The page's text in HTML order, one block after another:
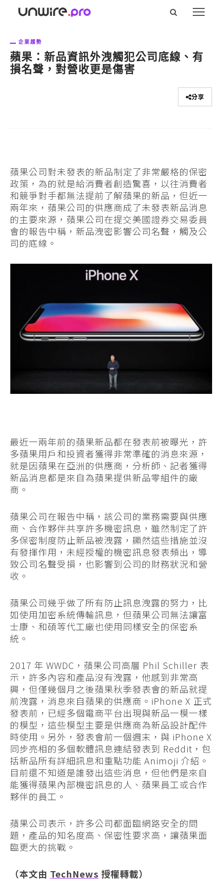
企業趨勢
蘋果：新品資訊外洩觸犯公司底線、有
損名聲，對營收更是傷害
分享
蘋果公司對未發表的新品制定了非常嚴格的保密
政策，為的就是給消費者創造驚喜，以往消費者
和競爭對手都無法提前了解蘋果的新品，但近一
兩年來，蘋果公司的供應商成了未發表新品消息
的主要來源，蘋果公司在提交美國證券交易委員
會的報告中稱，新品洩密影響公司名聲，觸及公
司的底線。
最近一兩年前的蘋果新品都在發表前被曝光，許
多蘋果用戶和投資者獲得非常準確的消息來源，
就是因蘋果在亞洲的供應商，分析師、記者獲得
新品消息都是來自為蘋果提供新品零組件的廠
商。
蘋果公司在報告中稱，該公司的業務需要與供應
商、合作夥伴共享許多機密訊息，雖然制定了許
多保密制度防止新品被洩露，顯然這些措施並沒
有發揮作用，未經授權的機密訊息發表頻出，導
致公司名聲受損，也影響到公司的財務狀況和營
收。
蘋果公司幾乎做了所有防止訊息洩露的努力，比
如使用加密系統傳輸訊息，但蘋果公司無法讓富
士康、和碩等代工廠也使用同樣安全的保密系
統。
2017 年 WWDC，蘋果公司高層 Phil Schiller 表
示，許多內容和產品沒有洩露，他感到非常高
興，但僅幾個月之後蘋果秋季發表會的新品就提
前洩露，消息來自蘋果的供應商。iPhone X 正式
發表前，已經多個電商平台出現與新品一模一樣
的模型，這些模型主要是供應商為新品設計配件
時使用。另外，發表會前一個週末，與 iPhone X
同步亮相的多個軟體訊息連結發表到 Reddit，包
括新品所有詳細訊息和重點功能 Animoji 介紹。
目前還不知道是誰發出這些消息，但他們是來自
能獲得蘋果內部機密訊息的人、蘋果員工或合作
夥伴的員工。
蘋果公司表示，許多公司都面臨網路安全的問
題，產品的知名度高、保密性要求高，讓蘋果面
臨更大的挑戰。
（本文由 TechNews 授權轉載）